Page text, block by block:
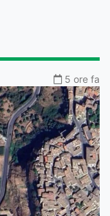
5 ore fa